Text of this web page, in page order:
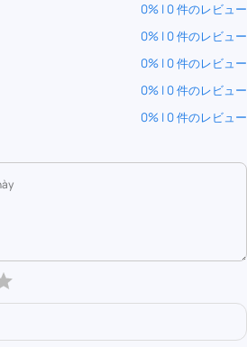
0% | 0 件のレビュー
0% | 0 件のレビュー
0% | 0 件のレビュー
0% | 0 件のレビュー
0% | 0 件のレビュー